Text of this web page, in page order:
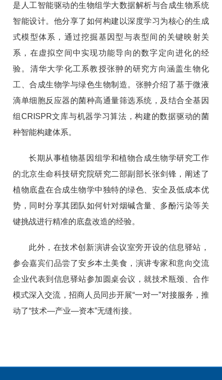
是人工智能驱动的生物组学大数据解析与合成生物系统
智能设计。他分享了如何构建以深度学习为核心的生成
式模型体系，通过挖掘基因型与表型间的关键映射关
系，在虚拟空间中实现功能导向的数字定向进化的经
验。清华大学化工系教授张翀的研究方向涵盖生物化
工、合成生物学与绿色生物制造。张翀介绍了基于微液
滴单细胞反应器的菌种高通量筛选系统，及结合全基因
组CRISPR文库与机器学习算法，构建的数据驱动的菌
种智能构建体系。
长期从事植物基因组学和植物合成生物学研究工作
的北京生命科技研究院研究二部副部长张剑锋，阐述了
植物底盘在合成生物学中独特的绿色、安全及低成本优
势，同时分享其团队如何针对烟碱含量、多酚污染等关
键挑战进行精准的底盘改造的经验。
此外，在技术创新演讲会议室旁开设的信息驿站，
参会嘉宾们品尝了安乡本土美食，演讲专家和意向交流
企业代表到信息驿站参加圆桌会议，就技术瓶颈、合作
模式深入交流，招商人员同步开展“一对一”对接服务，推
动了“技术—产业—资本”无缝衔接。